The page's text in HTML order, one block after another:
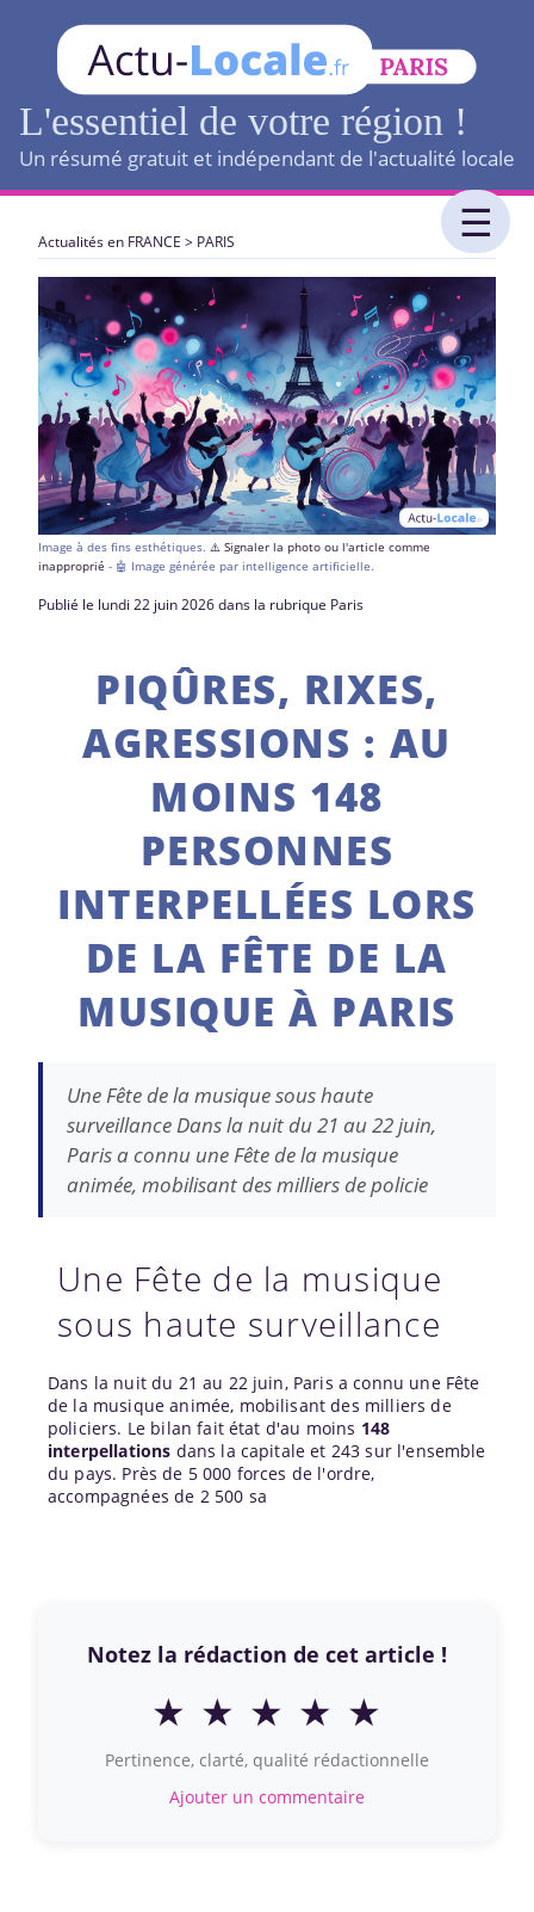
L'essentiel de votre région !
Un résumé gratuit et indépendant de l'actualité locale
Actualités en FRANCE > PARIS
Image à des fins esthétiques. ⚠️ Signaler la photo ou l'article comme
inapproprié - 🤖 Image générée par intelligence artificielle.
Publié le lundi 22 juin 2026 dans la rubrique Paris
PIQÛRES, RIXES,
AGRESSIONS : AU
MOINS 148
PERSONNES
INTERPELLÉES LORS
DE LA FÊTE DE LA
MUSIQUE À PARIS
Une Fête de la musique sous haute
surveillance Dans la nuit du 21 au 22 juin,
Paris a connu une Fête de la musique
animée, mobilisant des milliers de policie
Une Fête de la musique
sous haute surveillance
Dans la nuit du 21 au 22 juin, Paris a connu une Fête
de la musique animée, mobilisant des milliers de
policiers. Le bilan fait état d'au moins 148
interpellations dans la capitale et 243 sur l'ensemble
du pays. Près de 5 000 forces de l'ordre,
accompagnées de 2 500 sa
Notez la rédaction de cet article !
★ ★ ★ ★ ★
Pertinence, clarté, qualité rédactionnelle
Ajouter un commentaire